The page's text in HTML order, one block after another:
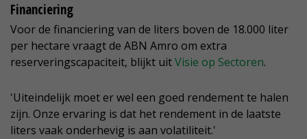
Financiering
Voor de financiering van de liters boven de 18.000 liter
per hectare vraagt de ABN Amro om extra
reserveringscapaciteit, blijkt uitVisie op Sectoren.
'Uiteindelijk moet er wel een goed rendement te halen
zijn. Onze ervaring is dat het rendement in de laatste
liters vaak onderhevig is aan volatiliteit.'